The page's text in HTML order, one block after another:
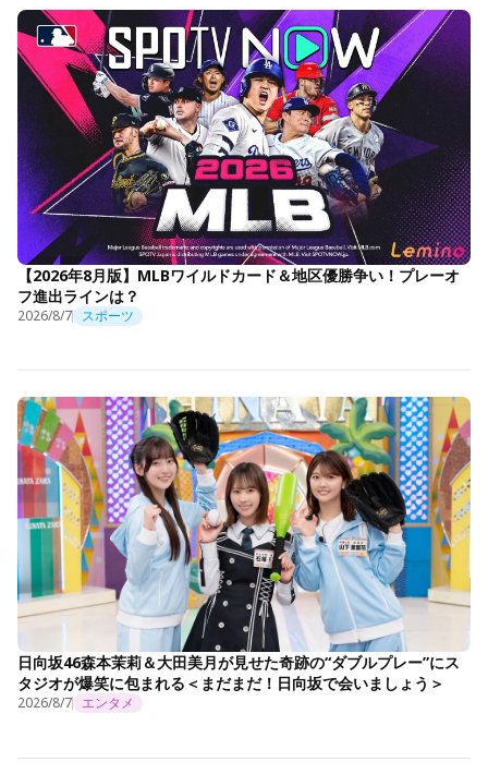
【2026年8月版】MLBワイルドカード＆地区優勝争い！プレーオ
フ進出ラインは？
2026/8/7 スポーツ
日向坂46森本茉莉＆大田美月が見せた奇跡の“ダブルプレー”にス
タジオが爆笑に包まれる＜まだまだ！日向坂で会いましょう＞
2026/8/7 エンタメ